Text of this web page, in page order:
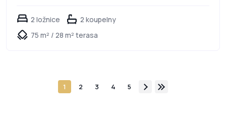
2 ložnice
2 koupelny
75 m² / 28 m² terasa
1 2 3 4 5